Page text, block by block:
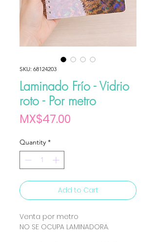
SKU: 68124203
Laminado Frío - Vidrio
roto - Por metro
MX$47.00
Quantity *
Add to Cart
Venta por metro
NO SE OCUPA LAMINADORA.